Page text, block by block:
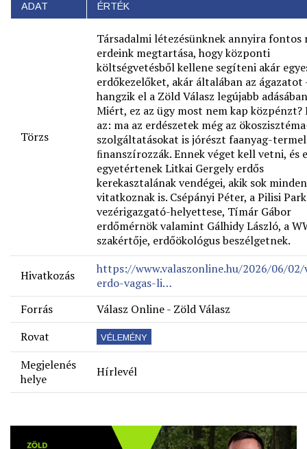
ADAT ÉRTÉK
Törzs
Társadalmi létezésünknek annyira fontos
erdeink megtartása, hogy központi
költségvetésből kellene segíteni akár
erdőkezelőket, akár általában az ágazatot
hangzik el a Zöld Válasz legújabb
Miért, ez az ügy most nem kap közpénzt?
az: ma az erdészetek még az
szolgáltatásokat is jórészt faanyag-
ﬁnanszírozzák. Ennek véget kell vetni, és
egyetértenek Litkai Gergely erdős
kerekasztalának vendégei, akik sok
vitatkoznak is. Csépányi Péter, a Pilisi
vezérigazgató-helyettese, Tímár Gábor
erdőmérnök valamint Gálhidy László, a
szakértője, erdőökológus beszélgetnek.
Hivatkozás
https://www.valaszonline.hu/2026/06/
erdo-vagas-li…
Forrás
Válasz Online - Zöld Válasz
Rovat
VÉLEMÉNY
Megjelenés
helye
Hírlevél